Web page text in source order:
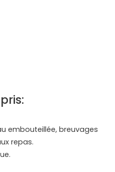
embouteillée, breuvages
repas.